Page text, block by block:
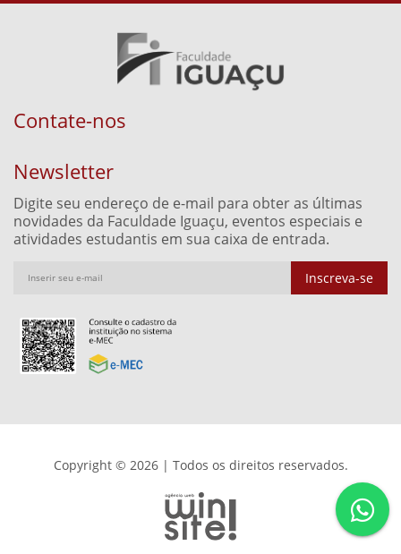
Contate-nos
Newsletter
Digite seu endereço de e-mail para obter as últimas
novidades da Faculdade Iguaçu, eventos especiais e
atividades estudantis em sua caixa de entrada.
Inscreva-se
Copyright © 2026 | Todos os direitos reservados.